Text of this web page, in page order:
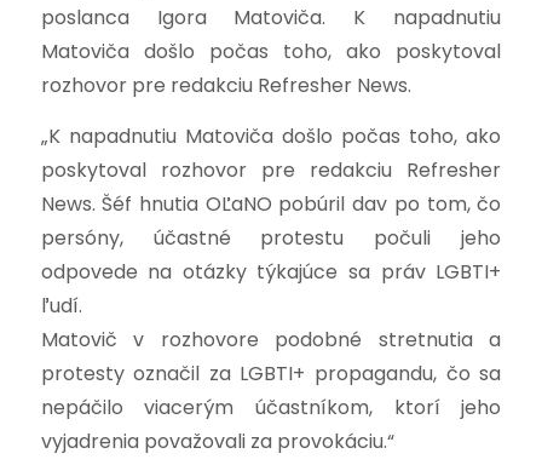
poslanca Igora Matoviča. K napadnutiu
Matoviča došlo počas toho, ako poskytoval
rozhovor pre redakciu Refresher News.
„K napadnutiu Matoviča došlo počas toho, ako
poskytoval rozhovor pre redakciu Refresher
News. Šéf hnutia OĽaNO pobúril dav po tom, čo
persóny, účastné protestu počuli jeho
odpovede na otázky týkajúce sa práv LGBTI+
ľudí.
Matovič v rozhovore podobné stretnutia a
protesty označil za LGBTI+ propagandu, čo sa
nepáčilo viacerým účastníkom, ktorí jeho
vyjadrenia považovali za provokáciu.“